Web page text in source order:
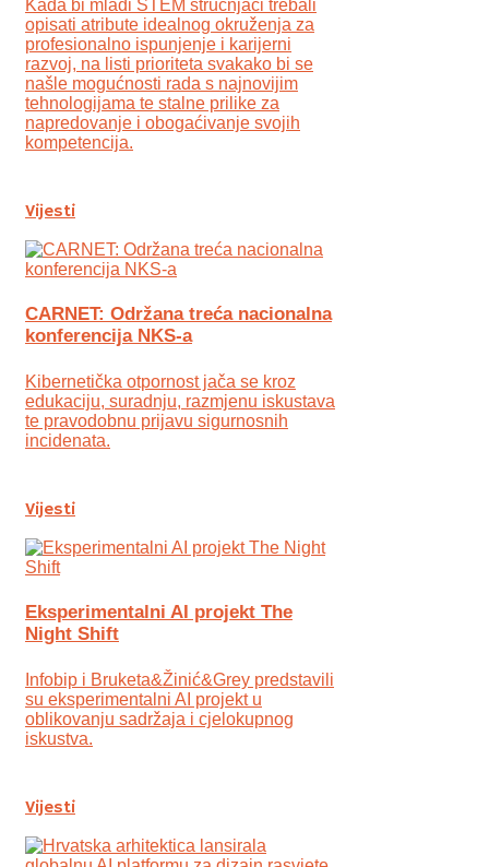
Kada bi mladi STEM stručnjaci trebali
opisati atribute idealnog okruženja za
profesionalno ispunjenje i karijerni
razvoj, na listi prioriteta svakako bi se
našle mogućnosti rada s najnovijim
tehnologijama te stalne prilike za
napredovanje i obogaćivanje svojih
kompetencija.
Vijesti
CARNET: Održana treća nacionalna
konferencija NKS-a
Kibernetička otpornost jača se kroz
edukaciju, suradnju, razmjenu iskustava
te pravodobnu prijavu sigurnosnih
incidenata.
Vijesti
Eksperimentalni AI projekt The
Night Shift
Infobip i Bruketa&Žinić&Grey predstavili
su eksperimentalni AI projekt u
oblikovanju sadržaja i cjelokupnog
iskustva.
Vijesti